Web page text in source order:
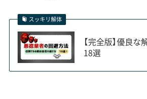
具体的に説明してく
ぶのが、失敗しないた
です。
スッキリ解体
【完全版】優良
18選